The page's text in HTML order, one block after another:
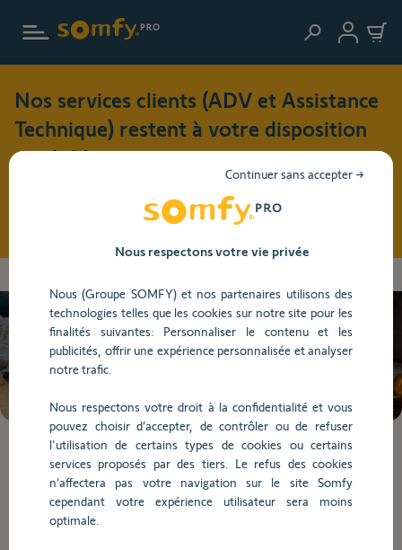
Nos services clients (ADV et Assistance
Technique) restent à votre disposition
cet été !
Pendant cette période de vacances (du 3 au 17 août 2026),
nos horaires d'ouverture seront modifiés : du lundi au jeudi
: 8h30 - 17h30 et le vendredi : 8h30 - 16h30
redirigé
description
détaillée
question.
Besoin d’aide ?
Lorsque
valeurs
Dépannage
Nous respectons votre vie privée
Nous (Groupe SOMFY) et nos partenaires utilisons des
technologies telles que les cookies sur notre site pour les
finalités suivantes: Personnaliser le contenu et les
publicités, offrir une expérience personnalisée et analyser
notre trafic.
Nous respectons votre droit à la confidentialité et vous
pouvez choisir d’accepter, de contrôler ou de refuser
l'utilisation de certains types de cookies ou certains
services proposés par des tiers. Le refus des cookies
n’affectera pas votre navigation sur le site Somfy
cependant votre expérience utilisateur sera moins
optimale.
Continuer sans accepter →